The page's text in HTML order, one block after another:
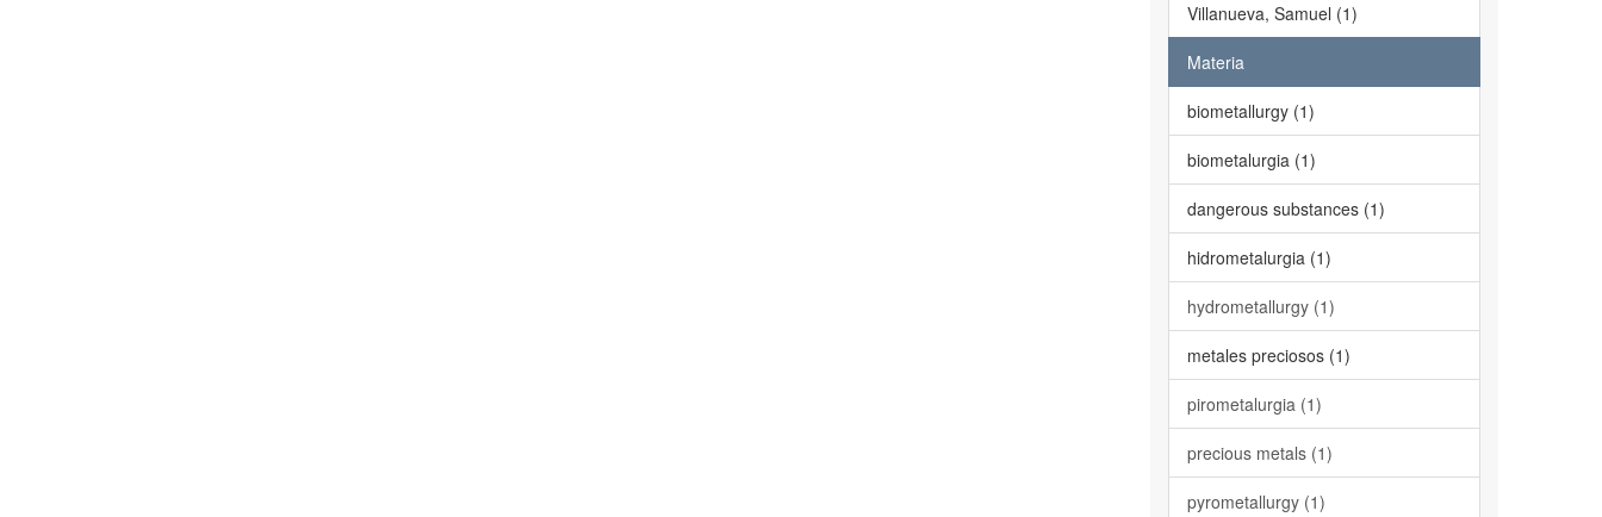
Villanueva, Samuel (1)
Materia
biometallurgy (1)
biometalurgia (1)
dangerous substances (1)
hidrometalurgia (1)
hydrometallurgy (1)
metales preciosos (1)
pirometalurgia (1)
precious metals (1)
pyrometallurgy (1)